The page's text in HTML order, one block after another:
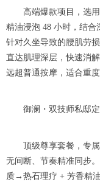
高端爆款项目，选用
精油浸泡 48 小时，结
针对久坐导致的腰肌劳
直达肌理深层，快速消
远超普通按摩，适合重
御澜・双技师私邸定
顶级尊享套餐，专属
无间断、节奏精准同步
质→热石理疗 + 芳香精